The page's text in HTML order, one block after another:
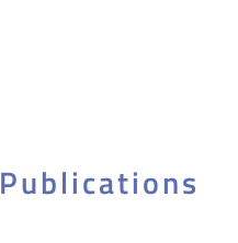
Publications